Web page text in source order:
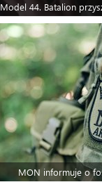
Model 44. Batalion
MON informuje o